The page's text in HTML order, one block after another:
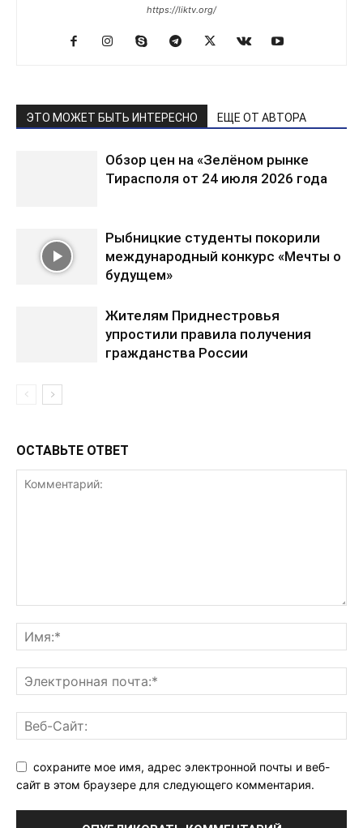
https://liktv.org/
ЭТО МОЖЕТ БЫТЬ ИНТЕРЕСНО ЕЩЕ ОТ АВТОРА
Обзор цен на «Зелёном рынке
Тирасполя от 24 июля 2026 года
Рыбницкие студенты покорили
международный конкурс «Мечты о
будущем»
Жителям Приднестровья
упростили правила получения
гражданства России
ОСТАВЬТЕ ОТВЕТ
сохраните мое имя, адрес электронной почты и веб-
сайт в этом браузере для следующего комментария.